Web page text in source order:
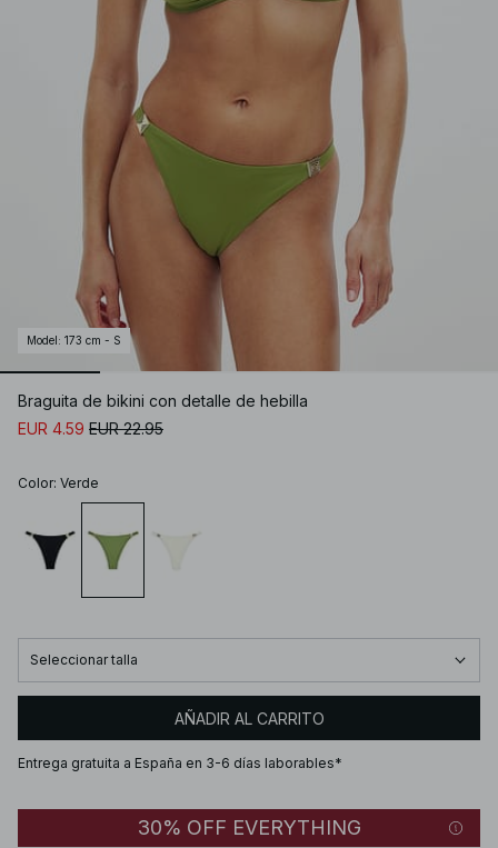
Model : 173 cm - S
Braguita de bikini con detalle de hebilla
EUR 4.59 EUR 22.95
Color: Verde
Seleccionar talla
AÑADIR AL CARRITO
Entrega gratuita a España en 3-6 días laborables*
30% OFF EVERYTHING